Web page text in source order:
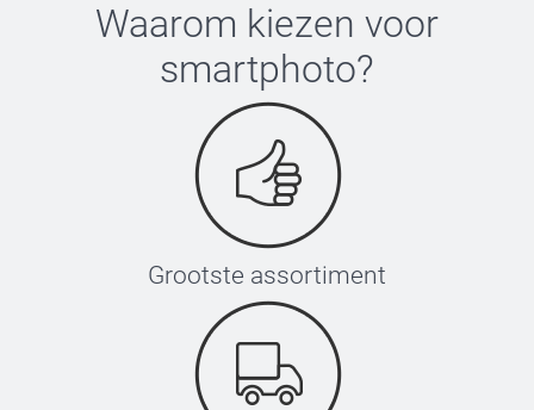
Waarom kiezen voor
smartphoto?
Grootste assortiment